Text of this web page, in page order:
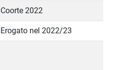
Coorte 2022
Erogato nel 2022/23